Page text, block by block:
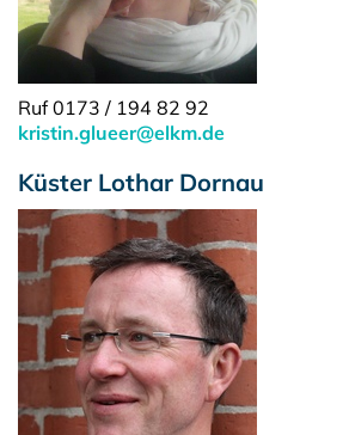
Ruf 0173 / 194 82 92
kristin.glueer@elkm.de
Küster Lothar Dornau